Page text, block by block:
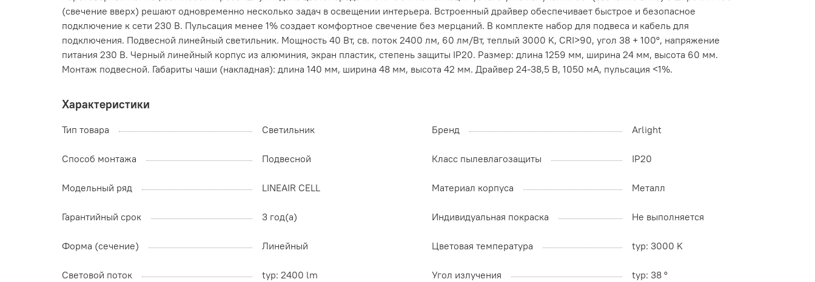
(свечение вверх) решают одновременно несколько задач в освещении интерьера. Встроенный драйвер обеспечивает быстрое и безопасное
подключение к сети 230 В. Пульсация менее 1% создает комфортное свечение без мерцаний. В комплекте набор для подвеса и кабель для
подключения. Подвесной линейный светильник. Мощность 40 Вт, св. поток 2400 лм, 60 лм/Вт, теплый 3000 K, CRI>90, угол 38 + 100°, напряжение
питания 230 В. Черный линейный корпус из алюминия, экран пластик, степень защиты IP20. Размер: длина 1259 мм, ширина 24 мм, высота 60 мм.
Монтаж подвесной. Габариты чаши (накладная): длина 140 мм, ширина 48 мм, высота 42 мм. Драйвер 24-38,5 В, 1050 мА, пульсация <1%.
Характеристики
Тип товара Светильник Бренд Arlight
Способ монтажа Подвесной Класс пылевлагозащиты IP20
Модельный ряд LINEAIR CELL Материал корпуса Металл
Гарантийный срок 3 год(а) Индивидуальная покраска Не выполняется
Форма (сечение) Линейный Цветовая температура typ: 3000 K
Световой поток typ: 2400 lm Угол излучения typ: 38 °